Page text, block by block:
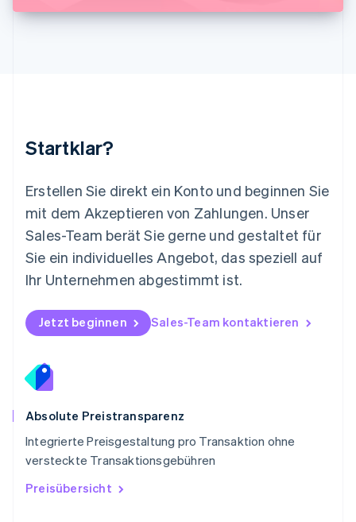
Startklar?
Erstellen Sie direkt ein Konto und beginnen Sie
mit dem Akzeptieren von Zahlungen. Unser
Sales-Team berät Sie gerne und gestaltet für
Sie ein individuelles Angebot, das speziell auf
Ihr Unternehmen abgestimmt ist.
Jetzt beginnen Sales-Team kontaktieren
Absolute Preistransparenz
Integrierte Preisgestaltung pro Transaktion ohne
versteckte Transaktionsgebühren
Preisübersicht
Malta
Nederlands English
Norwegen
Österreich
Polen
English
Portugal
Português English
Rumänien
Schweden
Svenska English
Deutsch
Singapur
English
Slowakei
Slowenien
EnglishItaliano
Sonderverwaltungsregion Hongkong,